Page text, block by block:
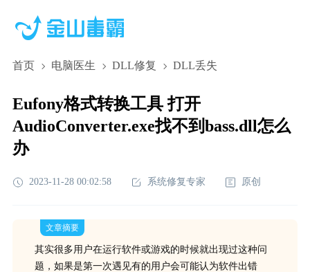
首页 电脑医生 DLL修复 DLL丢失
Eufony格式转换工具 打开
AudioConverter.exe找不到bass.dll怎么
办
2023-11-28 00:02:58 系统修复专家 原创
文章摘要
其实很多用户在运行软件或游戏的时候就出现过这种问
题，如果是第一次遇见有的用户会可能认为软件出错